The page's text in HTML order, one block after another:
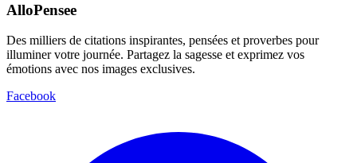
AlloPensee
Des milliers de citations inspirantes, pensées et proverbes pour
illuminer votre journée. Partagez la sagesse et exprimez vos
émotions avec nos images exclusives.
Facebook